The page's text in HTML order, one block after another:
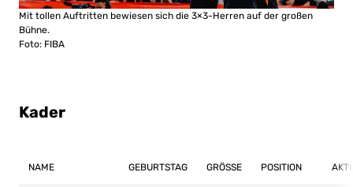
Mit tollen Auftritten bewiesen sich die 3×3-Herren auf der großen
Bühne.
Foto: FIBA
Kader
NAME GEBURTSTAG GRÖSSE POSITION